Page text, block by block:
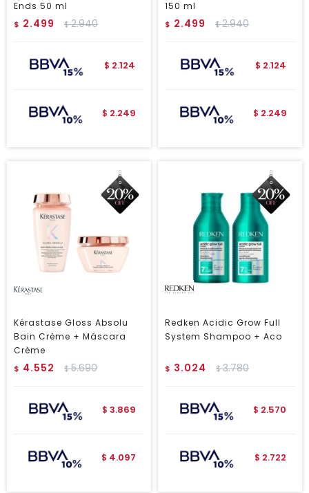
Ends 50 ml
$ 2.499 $2.940
$ 2.124
$ 2.249
150 ml
$ 2.499 $2.940
$ 2.124
$ 2.249
Kérastase Gloss Absolu
Bain Crème + Máscara
Crème
$ 4.552 $5.690
$ 3.869
$ 4.097
Redken Acidic Grow Full
System Shampoo + Aco
$ 3.024 $3.780
$ 2.570
$ 2.722